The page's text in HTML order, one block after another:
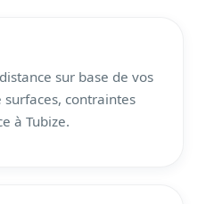
sur base de vos
contraintes
à Tubize.